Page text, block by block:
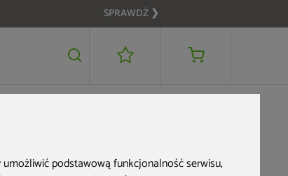
umożliwić podstawową funkcjonalność serwisu,
SPRAWDŹ ❯
999 zł DODAJ DO KOSZYKA